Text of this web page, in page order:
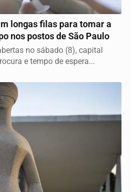
longas filas para tomar a
nos postos de São Paulo
no sábado (8), capital
e tempo de espera...